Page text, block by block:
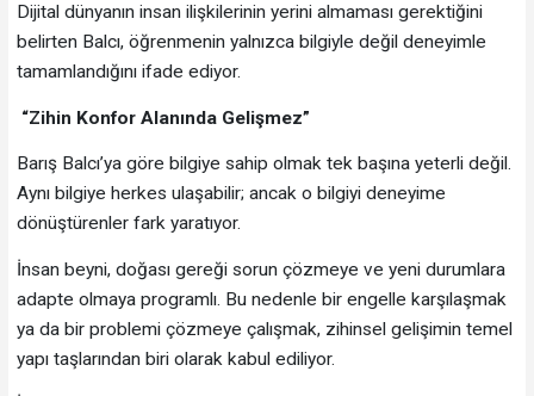
Dijital dünyanın insan ilişkilerinin yerini almaması gerektiğini
belirten Balcı, öğrenmenin yalnızca bilgiyle değil deneyimle
tamamlandığını ifade ediyor.
“Zihin Konfor Alanında Gelişmez”
Barış Balcı’ya göre bilgiye sahip olmak tek başına yeterli değil.
Aynı bilgiye herkes ulaşabilir; ancak o bilgiyi deneyime
dönüştürenler fark yaratıyor.
İnsan beyni, doğası gereği sorun çözmeye ve yeni durumlara
adapte olmaya programlı. Bu nedenle bir engelle karşılaşmak
ya da bir problemi çözmeye çalışmak, zihinsel gelişimin temel
yapı taşlarından biri olarak kabul ediliyor.